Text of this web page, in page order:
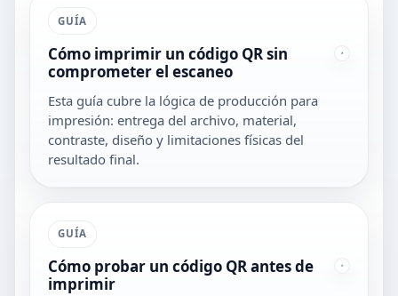
GUÍA
Cómo imprimir un código QR sin
comprometer el escaneo
Esta guía cubre la lógica de producción para
impresión: entrega del archivo, material,
contraste, diseño y limitaciones físicas del
resultado final.
GUÍA
Cómo probar un código QR antes de
imprimir